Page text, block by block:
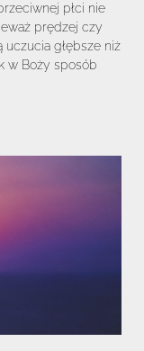
płci nie
prędzej czy
uczucia głębsze niż
w Boży sposób